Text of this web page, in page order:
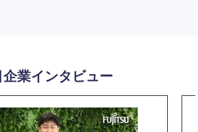
企業インタビュー